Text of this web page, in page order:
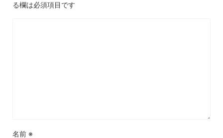
る欄は必須項目です
名前 ※